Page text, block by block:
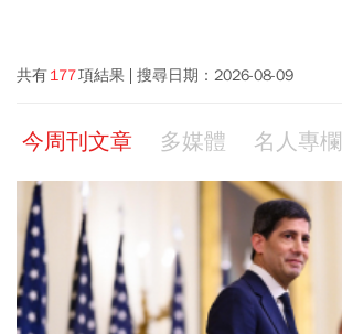
共有177項結果 搜尋日期： 2026-08-09
今周刊文章 多媒體 名人專欄